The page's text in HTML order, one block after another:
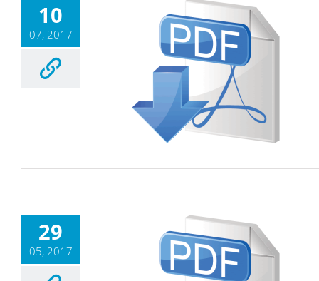
10
07, 2017
29
05, 2017